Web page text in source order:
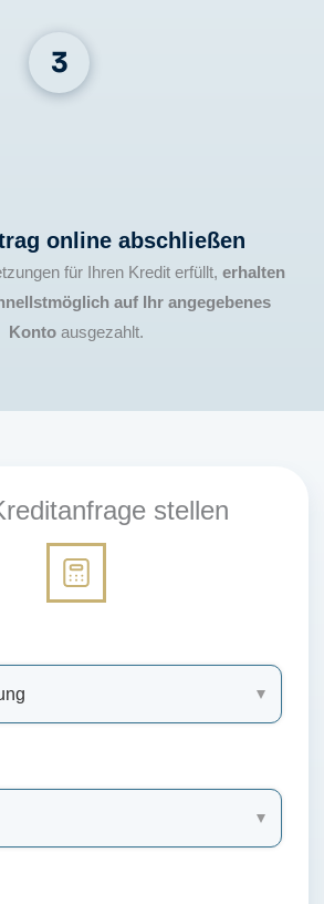
online abschließen
für Ihren Kredit erfüllt, erhalten
auf Ihr angegebenes
Konto ausgezahlt.
stellen